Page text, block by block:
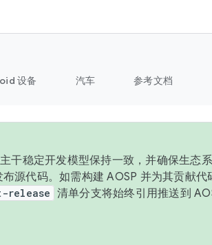
设备 汽车 参考文档
干稳定开发模型保持一致，并确保生态
源代码。如需构建 AOSP 并为其贡献代
release 清单分支将始终引用推送到